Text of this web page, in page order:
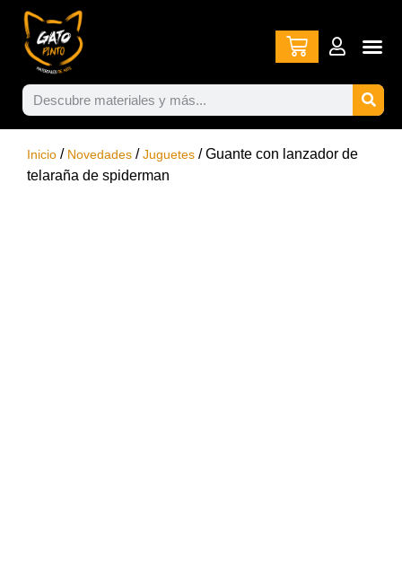
Inicio / Novedades /Juguetes / Guante con lanzador de
telaraña de spiderman